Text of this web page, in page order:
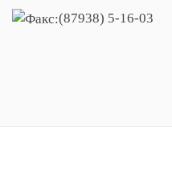
(87938) 5-16-03